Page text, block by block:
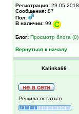
Регистрация: 29.05.2018
Сообщения: 87
Пол:
В наличии: 99
Блог: Просмотр блога (0)
Вернуться к началу
Kalinka66
Решила остаться